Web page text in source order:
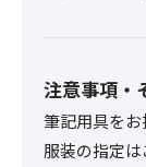
注意事項・
筆記用具をお
服装の指定